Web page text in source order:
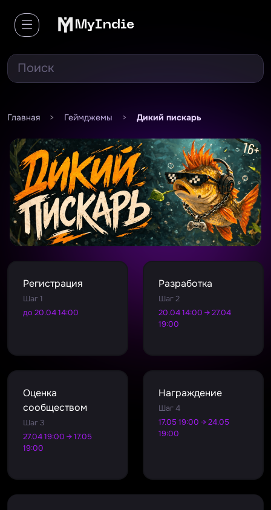
MyIndie
Главная > Геймджемы > Дикий пискарь
Регистрация
Шаг 1
до 20.04 14:00
Разработка
Шаг 2
20.04 14:00 → 27.04
19:00
Оценка
сообществом
Шаг 3
27.04 19:00 → 17.05
19:00
Награждение
Шаг 4
17.05 19:00 → 24.05
19:00